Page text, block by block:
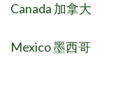
Canada 加拿大
Mexico 墨西哥